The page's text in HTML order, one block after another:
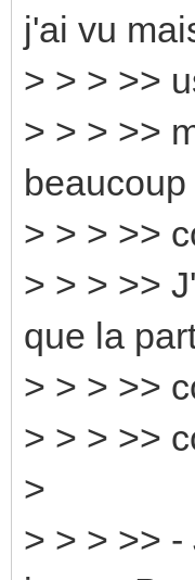
j'ai vu
> > > >>
> > > >>
> > > >>
> > > >>
que la
> > > >>
> > > >>
>
> > > >>